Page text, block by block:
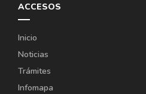
ACCESOS
Inicio
Noticias
Trámites
Infomapa